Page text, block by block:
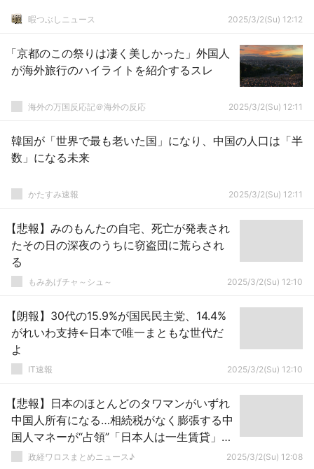
暇つぶしニュース 2025/3/2(Su) 12:12
「京都のこの祭りは凄く美しかった」外国人
が海外旅行のハイライトを紹介するスレ
海外の万国反応記＠海外の反応 2025/3/2(Su) 12:11
韓国が「世界で最も老いた国」になり、中国の人口は「半
数」になる未来
かたすみ速報 2025/3/2(Su) 12:11
【悲報】みのもんたの自宅、死亡が発表され
たその日の深夜のうちに窃盗団に荒らされ
る
もみあげチャ～シュ～ 2025/3/2(Su) 12:10
【朗報】30代の15.9%が国民民主党、14.4%
がれいわ支持←日本で唯一まともな世代だ
よ
IT速報 2025/3/2(Su) 12:10
【悲報】日本のほとんどのタワマンがいずれ
中国人所有になる…相続税がなく膨張する中
国人マネーが“占領”「日本人は一生賃貸」の
地獄絵図 → ｗｗｗｗｗｗｗｗｗｗｗｗｗｗ
政経ワロスまとめニュース♪ 2025/3/2(Su) 12:08